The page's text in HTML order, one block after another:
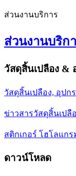
ส่วนงานบริการ
ส่วนงานบริก
วัสดุสิ้นเปลือง &
วัสดุสิ้นเปลือง, อุปกร
ข่าวสารวัสดุสิ้นเปลือ
สติกเกอร์ โฮโลแกร
ดาวน์โหลด